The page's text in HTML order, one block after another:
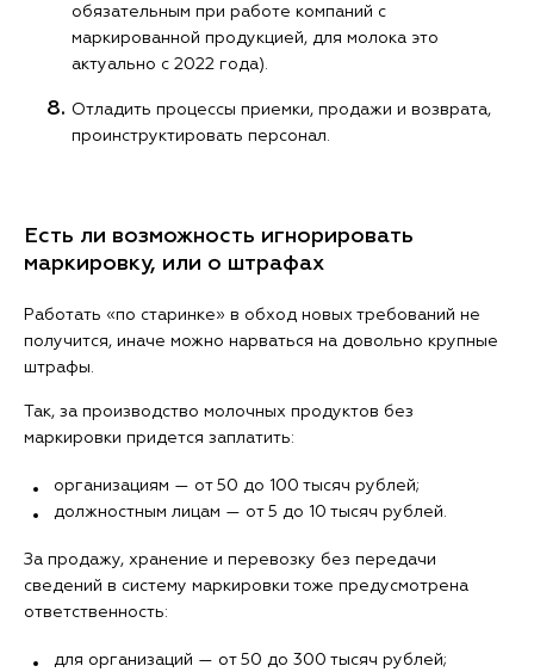
обязательным при работе компаний с
маркированной продукцией, для молока это
актуально с 2022 года).
Отладить процессы приемки, продажи и возврата,
проинструктировать персонал.
Есть ли возможность игнорировать
маркировку, или о штрафах
Работать «по старинке» в обход новых требований не
получится, иначе можно нарваться на довольно крупные
штрафы.
Так, за производство молочных продуктов без
маркировки придется заплатить:
организациям — от 50 до 100 тысяч рублей;
должностным лицам — от 5 до 10 тысяч рублей.
За продажу, хранение и перевозку без передачи
сведений в систему маркировки тоже предусмотрена
ответственность:
для организаций — от 50 до 300 тысяч рублей;